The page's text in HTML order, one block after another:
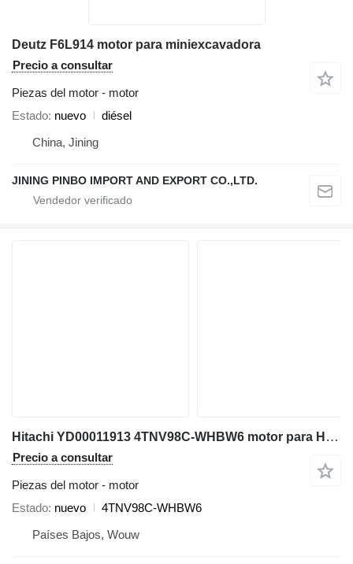
Deutz F6L914 motor para miniexcavadora
Precio a consultar
Piezas del motor - motor
Estado nuevo
diésel
China, Jining
JINING PINBO IMPORT AND EXPORT CO.,LTD.
Hitachi YD00011913 4TNV98C-WHBW6 motor para Hitachi ZX85US-6 ZX85USB-6 miniexcavadora
Precio a consultar
Piezas del motor - motor
Estado nuevo
4TNV98C-WHBW6
Países Bajos, Wouw